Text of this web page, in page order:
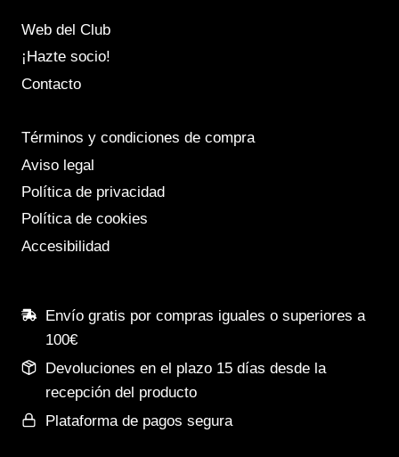
Web del Club
¡Hazte socio!
Contacto
Términos y condiciones de compra
Aviso legal
Política de privacidad
Política de cookies
Accesibilidad
Envío gratis por compras iguales o superiores a
100€
Devoluciones en el plazo 15 días desde la
recepción del producto
Plataforma de pagos segura